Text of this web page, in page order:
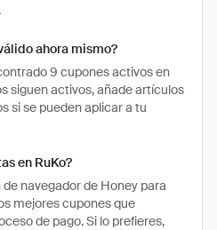
ahora mismo?
9 cupones activos en
siguen activos, añade artículos
si se pueden aplicar a tu
en RuKo?
navegador de Honey para
mejores cupones que
de pago. Si lo prefieres,